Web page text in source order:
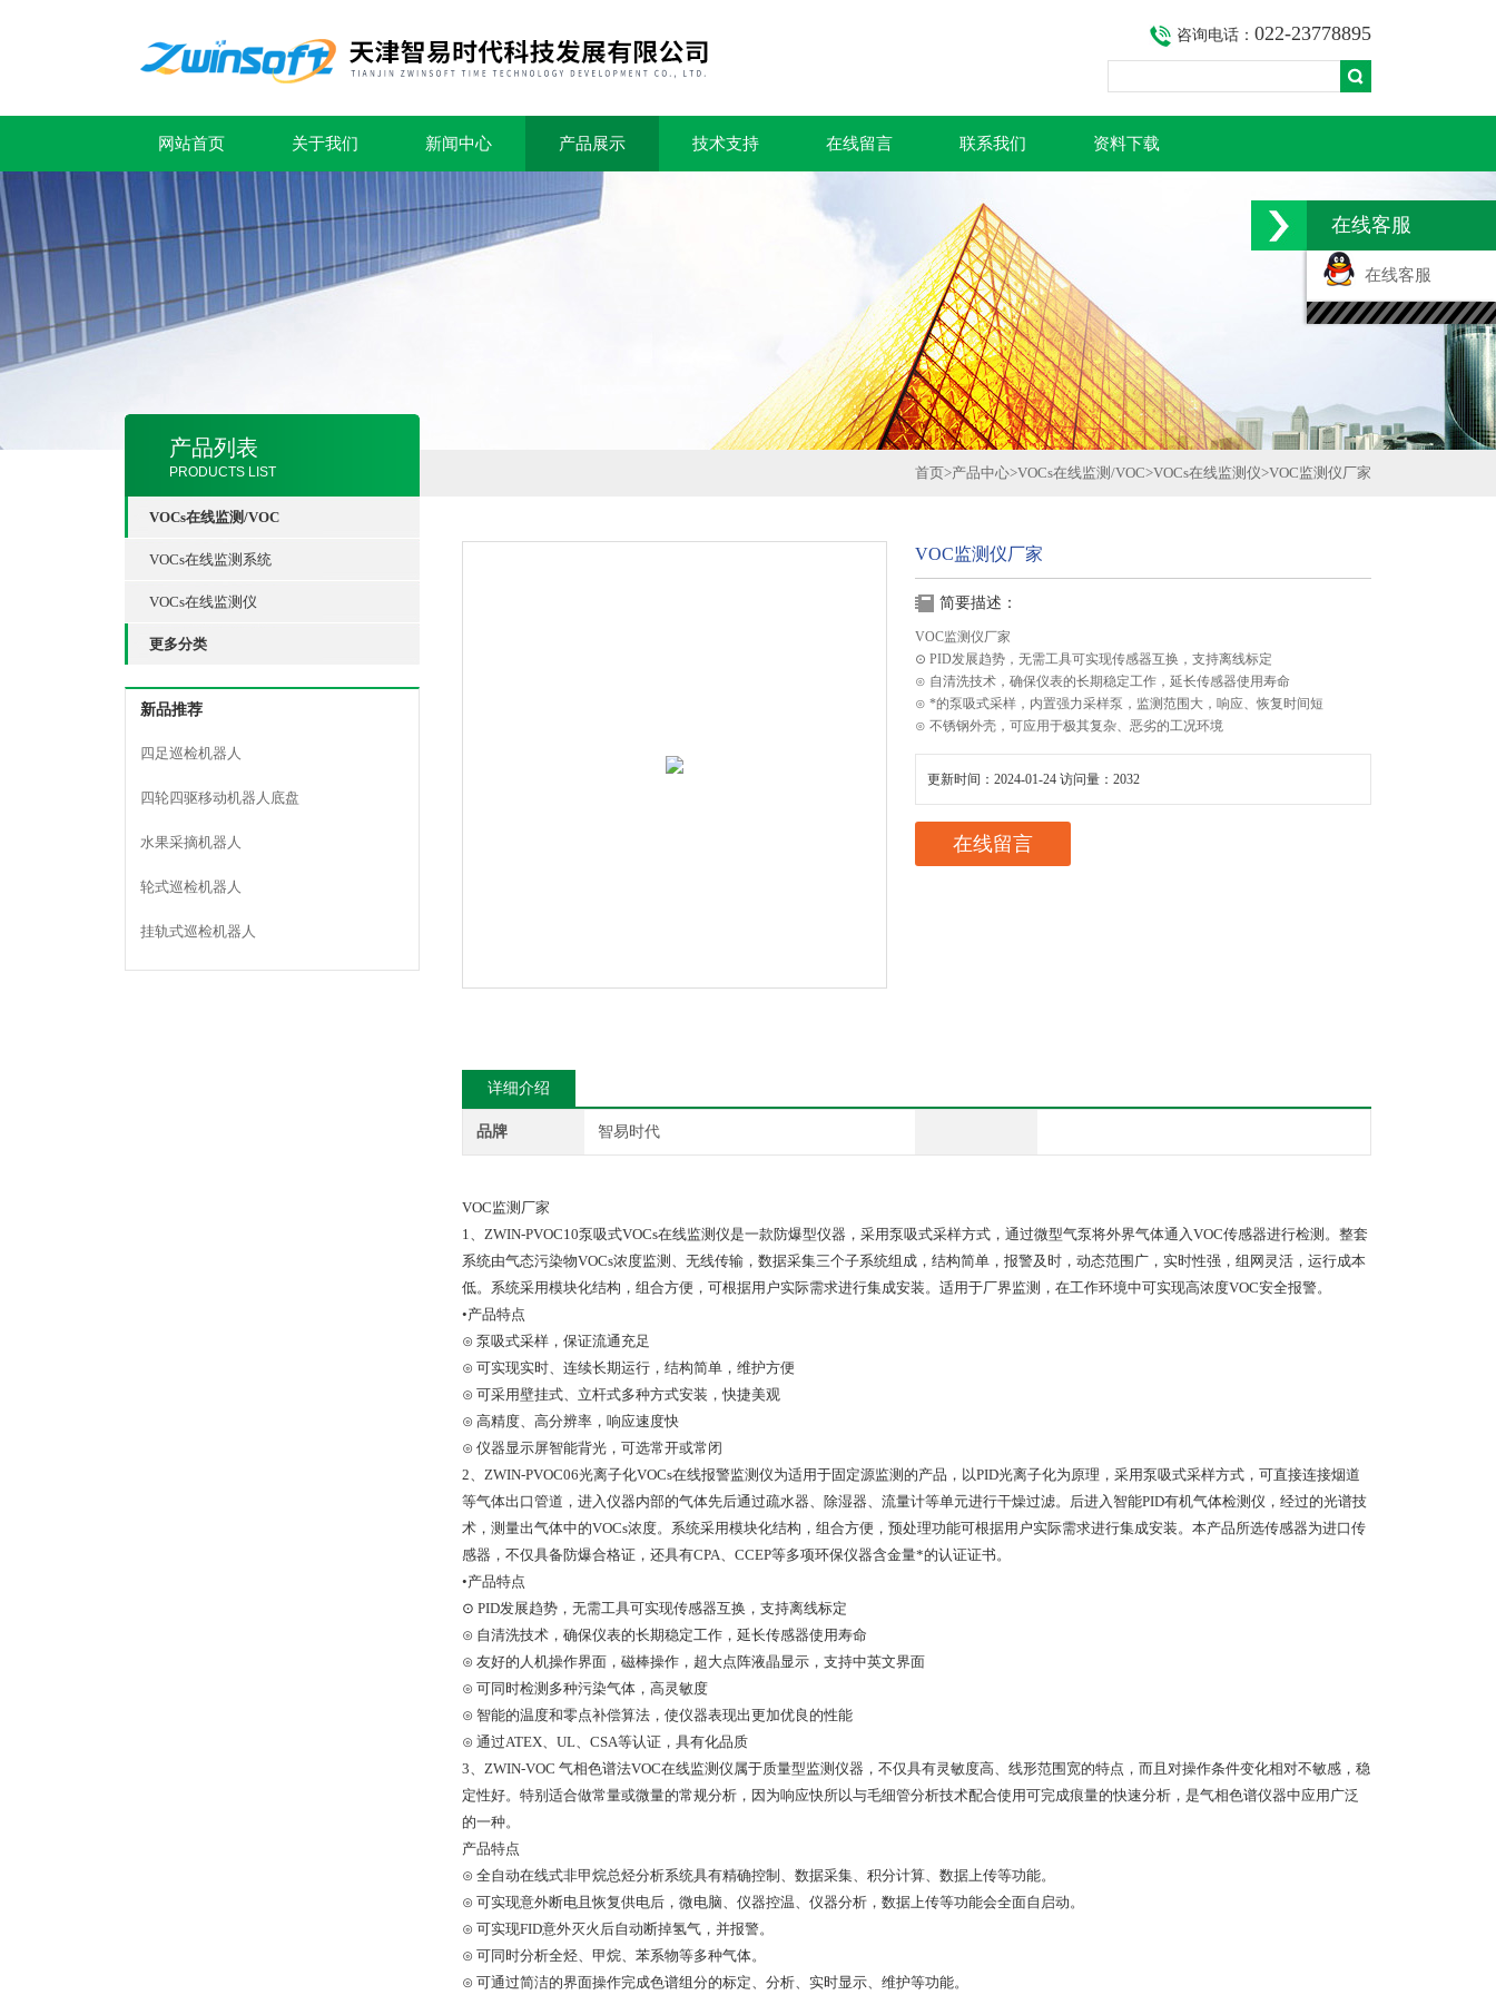
咨询电话： 022-23778895
网站首页 关于我们 新闻中心 产品展示 技术支持 在线留言 联系我们 资料下载
产品列表
PRODUCTS LIST
VOCs在线监测/VOC
VOCs在线监测系统
VOCs在线监测仪
更多分类
新品推荐
四足巡检机器人
四轮四驱移动机器人底盘
水果采摘机器人
轮式巡检机器人
挂轨式巡检机器人
首页>产品中心>VOCs在线监测/VOC>VOCs在线监测仪>VOC监测仪厂家
VOC监测仪厂家
简要描述：
VOC监测仪厂家
⊙ PID发展趋势，无需工具可实现传感器互换，支持离线标定
⊙ 自清洗技术，确保仪表的长期稳定工作，延长传感器使用寿命
⊙ *的泵吸式采样，内置强力采样泵，监测范围大，响应、恢复时间短
⊙ 不锈钢外壳，可应用于极其复杂、恶劣的工况环境
更新时间：2024-01-24 访问量：2032
在线留言
详细介绍
品牌 智易时代
VOC监测厂家
1、ZWIN-PVOC10泵吸式VOCs在线监测仪是一款防爆型仪器，采用泵吸式采样方式，通过微型气泵将外界气体通入VOC传感器进行检测。整套
系统由气态污染物VOCs浓度监测、无线传输，数据采集三个子系统组成，结构简单，报警及时，动态范围广，实时性强，组网灵活，运行成本
低。系统采用模块化结构，组合方便，可根据用户实际需求进行集成安装。适用于厂界监测，在工作环境中可实现高浓度VOC安全报警。
•产品特点
⊙ 泵吸式采样，保证流通充足
⊙ 可实现实时、连续长期运行，结构简单，维护方便
⊙ 可采用壁挂式、立杆式多种方式安装，快捷美观
⊙ 高精度、高分辨率，响应速度快
⊙ 仪器显示屏智能背光，可选常开或常闭
2、ZWIN-PVOC06光离子化VOCs在线报警监测仪为适用于固定源监测的产品，以PID光离子化为原理，采用泵吸式采样方式，可直接连接烟道
等气体出口管道，进入仪器内部的气体先后通过疏水器、除湿器、流量计等单元进行干燥过滤。后进入智能PID有机气体检测仪，经过的光谱技
术，测量出气体中的VOCs浓度。系统采用模块化结构，组合方便，预处理功能可根据用户实际需求进行集成安装。本产品所选传感器为进口传
感器，不仅具备防爆合格证，还具有CPA、CCEP等多项环保仪器含金量*的认证证书。
•产品特点
⊙ PID发展趋势，无需工具可实现传感器互换，支持离线标定
⊙ 自清洗技术，确保仪表的长期稳定工作，延长传感器使用寿命
⊙ 友好的人机操作界面，磁棒操作，超大点阵液晶显示，支持中英文界面
⊙ 可同时检测多种污染气体，高灵敏度
⊙ 智能的温度和零点补偿算法，使仪器表现出更加优良的性能
⊙ 通过ATEX、UL、CSA等认证，具有化品质
3、ZWIN-VOC 气相色谱法VOC在线监测仪属于质量型监测仪器，不仅具有灵敏度高、线形范围宽的特点，而且对操作条件变化相对不敏感，稳
定性好。特别适合做常量或微量的常规分析，因为响应快所以与毛细管分析技术配合使用可完成痕量的快速分析，是气相色谱仪器中应用广泛
的一种。
产品特点
⊙ 全自动在线式非甲烷总烃分析系统具有精确控制、数据采集、积分计算、数据上传等功能。
⊙ 可实现意外断电且恢复供电后，微电脑、仪器控温、仪器分析，数据上传等功能会全面自启动。
⊙ 可实现FID意外灭火后自动断掉氢气，并报警。
⊙ 可同时分析全烃、甲烷、苯系物等多种气体。
⊙ 可通过简洁的界面操作完成色谱组分的标定、分析、实时显示、维护等功能。
在线客服
在线客服